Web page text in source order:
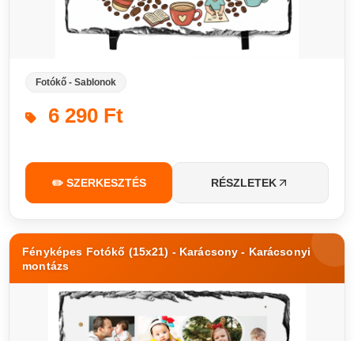
Fotókő - Sablonok
6 290 Ft
✏️ SZERKESZTÉS RÉSZLETEK
Fényképes Fotókő (15x21) - Karácsony - Karácsonyi
montázs